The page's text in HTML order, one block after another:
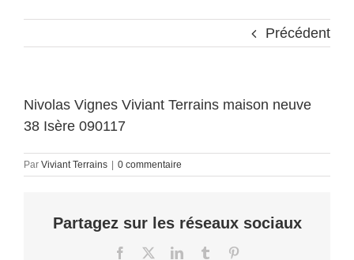
Précédent
Nivolas Vignes Viviant Terrains maison neuve
38 Isère 090117
Par Viviant Terrains 0 commentaire
Partagez sur les réseaux sociaux
Facebook LinkedInTumblr